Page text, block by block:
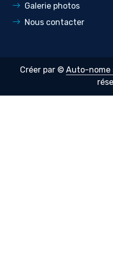
Galerie photos
Nous contacter
Créer par © Auto-nome